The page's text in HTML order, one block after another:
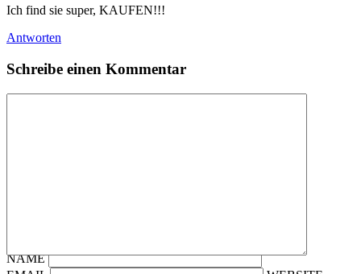
Ich find sie super, KAUFEN!!!
Antworten
Schreibe einen Kommentar
NAME